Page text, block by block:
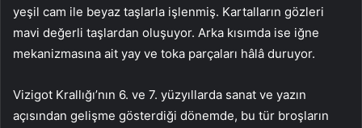
yeşil cam ile beyaz taşlarla işlenmiş. Kartalların gözleri
mavi değerli taşlardan oluşuyor. Arka kısımda ise iğne
mekanizmasına ait yay ve toka parçaları hâlâ duruyor.
Vizigot Krallığı’nın 6. ve 7. yüzyıllarda sanat ve yazın
açısından gelişme gösterdiği dönemde, bu tür broşların